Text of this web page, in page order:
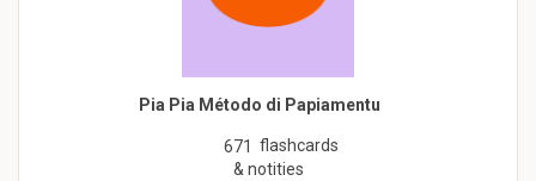
Pia Pia Método di Papiamentu
671 flashcards
& notities